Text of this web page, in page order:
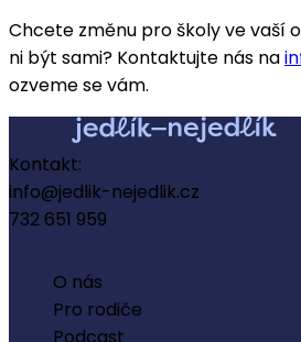
Chcete změnu pro školy ve vaší
ni být sami? Kontaktujte nás na
ozveme se vám.
Kontakt:
info@jedlik-nejedlik.cz
732 651 959
O nás
Pro rodiče